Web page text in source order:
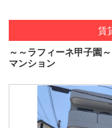
賃
～～ラフィーネ甲子園
マンション